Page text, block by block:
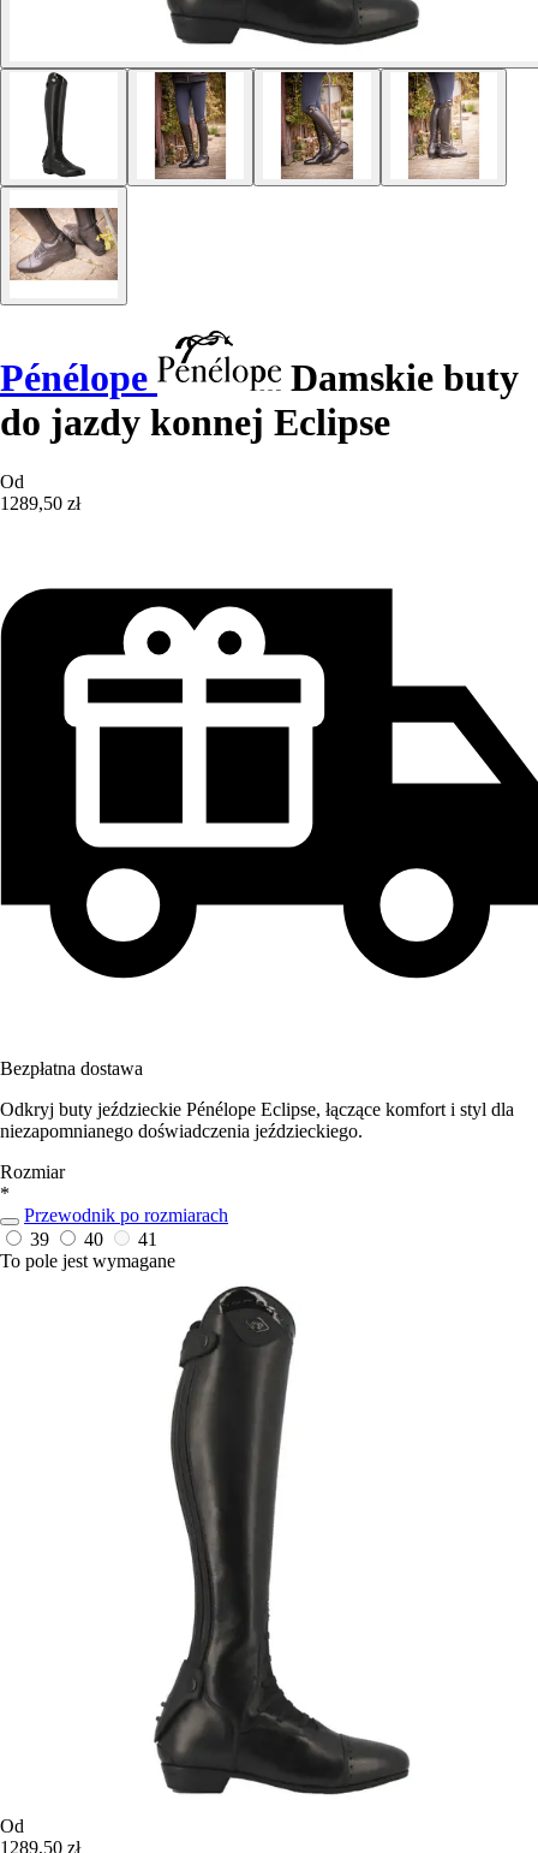
Pénélope
Damskie buty
do jazdy konnej Eclipse
Od
1289,50 zł
Bezpłatna dostawa
Odkryj buty jeździeckie Pénélope Eclipse, łączące komfort i styl dla
niezapomnianego doświadczenia jeździeckiego.
Rozmiar
*
Przewodnik po rozmiarach
39
40
41
To pole jest wymagane
Od
1289,50 zł